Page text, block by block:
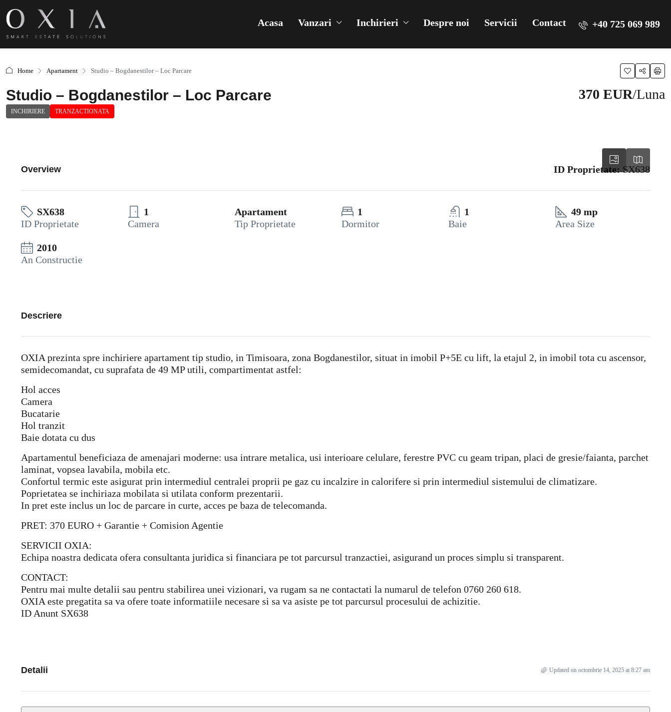
Acasa Vanzari Inchirieri Despre noi Servicii Contact +40 725 069 989
Home Apartament Studio – Bogdanestilor – Loc Parcare
Studio – Bogdanestilor – Loc Parcare
INCHIRIERE TRANZACTIONATA
370 EUR/Luna
Overview ID Proprietate: SX638
SX638
ID Proprietate
1
Camera
Apartament
Tip Proprietate
1
Dormitor
1
Baie
49 mp
Area Size
2010
An Constructie
Descriere
OXIA prezinta spre inchiriere apartament tip studio, in Timisoara, zona Bogdanestilor, situat in imobil P+5E cu lift, la etajul 2, in imobil tota cu ascensor,
semidecomandat, cu suprafata de 49 MP utili, compartimentat astfel:
Hol acces
Camera
Bucatarie
Hol tranzit
Baie dotata cu dus
Apartamentul beneficiaza de amenajari moderne: usa intrare metalica, usi interioare celulare, ferestre PVC cu geam tripan, placi de gresie/faianta, parchet
laminat, vopsea lavabila, mobila etc.
Confortul termic este asigurat prin intermediul centralei proprii pe gaz cu incalzire in calorifere si prin intermediul sistemului de climatizare.
Poprietatea se inchiriaza mobilata si utilata conform prezentarii.
In pret este inclus un loc de parcare in curte, acces pe baza de telecomanda.
PRET: 370 EURO + Garantie + Comision Agentie
SERVICII OXIA:
Echipa noastra dedicata ofera consultanta juridica si financiara pe tot parcursul tranzactiei, asigurand un proces simplu si transparent.
CONTACT:
Pentru mai multe detalii sau pentru stabilirea unei vizionari, va rugam sa ne contactati la numarul de telefon 0760 260 618.
OXIA este pregatita sa va ofere toate informatiile necesare si sa va asiste pe tot parcursul procesului de achizitie.
ID Anunt SX638
Detalii Updated on octombrie 14, 2025 at 8:27 am